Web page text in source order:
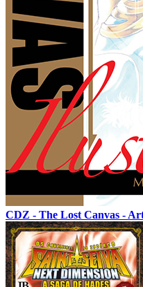
CDZ - The Lost Canvas -